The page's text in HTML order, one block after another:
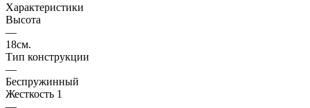
Характеристики
Высота
—
18см.
Тип конструкции
—
Беспружинный
Жесткость 1